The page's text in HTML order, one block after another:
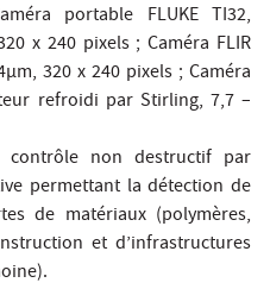
portable FLUKE TI32,
x 240 pixels ; Caméra FLIR
320 x 240 pixels ; Caméra
refroidi par Stirling, 7,7 –
non destructif par
permettant la détection de
de matériaux (polymères,
et d’infrastructures